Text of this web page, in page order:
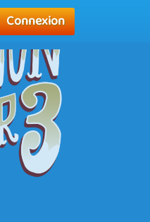
Connexion